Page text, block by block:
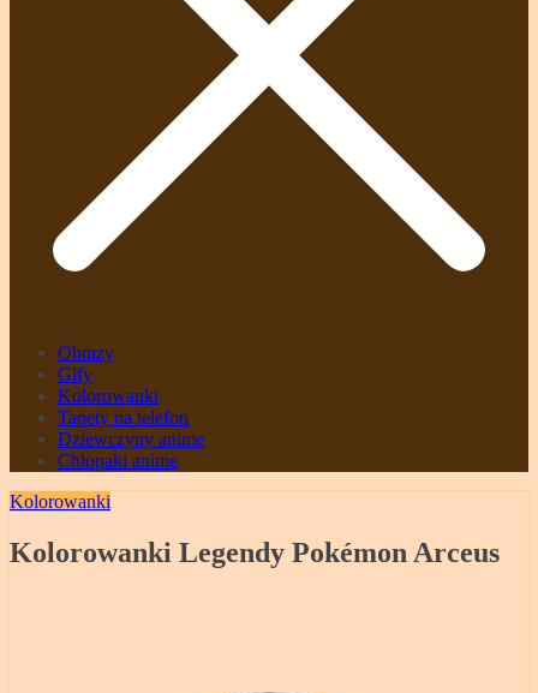
Obrazy
Gify
Kolorowanki
Tapety na telefon
Dziewczyny anime
Chłopaki anime
Kolorowanki
Kolorowanki Legendy Pokémon Arceus